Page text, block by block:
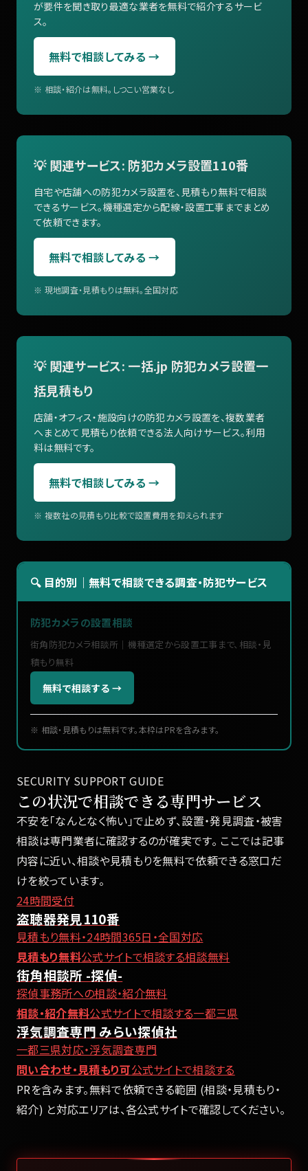
が要件を聞き取り最適な業者を無料で紹介するサービ
ス。
無料で相談してみる →
※ 相談・紹介は無料。しつこい営業なし
💡 関連サービス: 防犯カメラ設置110番
自宅や店舗への防犯カメラ設置を、見積もり無料で相談
できるサービス。機種選定から配線・設置工事までまとめ
て依頼できます。
無料で相談してみる →
※ 現地調査・見積もりは無料。全国対応
💡 関連サービス: 一括.jp 防犯カメラ設置一
括見積もり
店舗・オフィス・施設向けの防犯カメラ設置を、複数業者
へまとめて見積もり依頼できる法人向けサービス。利用
料は無料です。
無料で相談してみる →
※ 複数社の見積もり比較で設置費用を抑えられます
🔍 目的別｜無料で相談できる調査・防犯サービス
防犯カメラの設置相談
街角防犯カメラ相談所｜機種選定から設置工事まで、相談・見
積もり無料
無料で相談する →
※ 相談・見積もりは無料です。本枠はPRを含みます。
SECURITY SUPPORT GUIDE
この状況で相談できる専門サービス
不安を「なんとなく怖い」で止めず、設置・発見調査・被害
相談は専門業者に確認するのが確実です。 ここでは記事
内容に近い、相談や見積もりを無料で依頼できる窓口だ
けを絞っています。
24時間受付
盗聴器発見110番
見積もり無料・24時間365日・全国対応
見積もり無料公式サイトで相談する相談無料
街角相談所 -探偵-
探偵事務所への相談・紹介無料
相談・紹介無料公式サイトで相談する一都三県
浮気調査専門 みらい探偵社
一都三県対応・浮気調査専門
問い合わせ・見積もり可公式サイトで相談する
PRを含みます。無料で依頼できる範囲 (相談・見積もり・
紹介) と対応エリアは、各公式サイトで確認してください。